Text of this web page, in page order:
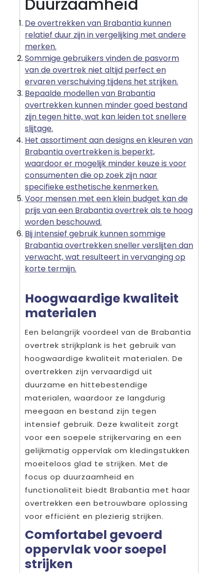
De overtrekken van Brabantia kunnen
relatief duur zijn in vergelijking met andere
merken.
Sommige gebruikers vinden de pasvorm
van de overtrek niet altijd perfect en
ervaren verschuiving tijdens het strijken.
Bepaalde modellen van Brabantia
overtrekken kunnen minder goed bestand
zijn tegen hitte, wat kan leiden tot snellere
slijtage.
Het assortiment aan designs en kleuren van
Brabantia overtrekken is beperkt,
waardoor er mogelijk minder keuze is voor
consumenten die op zoek zijn naar
specifieke esthetische kenmerken.
Voor mensen met een klein budget kan de
prijs van een Brabantia overtrek als te hoog
worden beschouwd.
Bij intensief gebruik kunnen sommige
Brabantia overtrekken sneller verslijten dan
verwacht, wat resulteert in vervanging op
korte termijn.
Hoogwaardige kwaliteit
materialen
Een belangrijk voordeel van de Brabantia
overtrek strijkplank is het gebruik van
hoogwaardige kwaliteit materialen. De
overtrekken zijn vervaardigd uit
duurzame en hittebestendige
materialen, waardoor ze langdurig
meegaan en bestand zijn tegen
intensief gebruik. Deze kwaliteit zorgt
voor een soepele strijkervaring en een
gelijkmatig oppervlak om kledingstukken
moeiteloos glad te strijken. Met de
focus op duurzaamheid en
functionaliteit biedt Brabantia met haar
overtrekken een betrouwbare oplossing
voor efficiënt en plezierig strijken.
Comfortabel gevoerd
oppervlak voor soepel
strijken